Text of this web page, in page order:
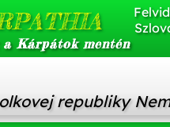
Kárpátok mentén
republiky